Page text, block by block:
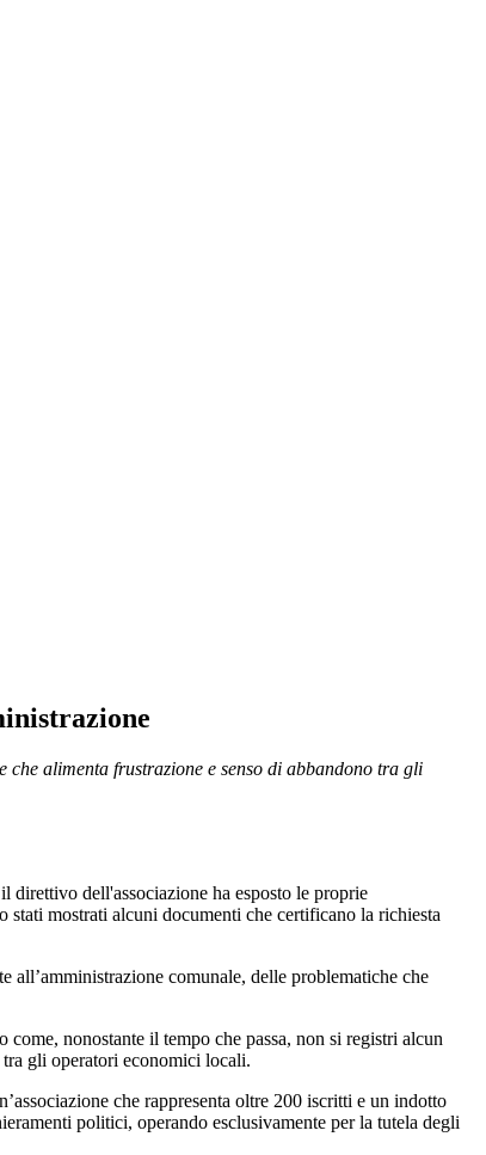
alimenta frustrazione e senso di abbandono tra gli
dell'associazione ha esposto le proprie
mostrati alcuni documenti che certificano la richiesta
all’amministrazione comunale, delle problematiche che
nonostante il tempo che passa, non si registri alcun
tra gli operatori economici locali.
che rappresenta oltre 200 iscritti e un indotto
politici, operando esclusivamente per la tutela degli